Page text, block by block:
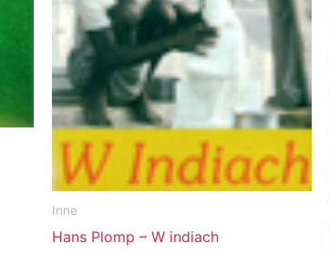
Inne
Hans Plomp – W indiach